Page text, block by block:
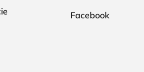
Facebook